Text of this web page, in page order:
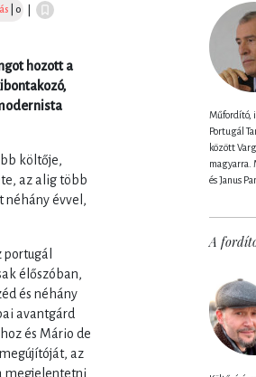
| 0
hozott a
költője,
az alig több
néhány évvel,
élőszóban,
és néhány
avantgárd
és Mário de
az
megjelentetni
Műfordító,
Portugál
között
magyarra.
és Janus
A